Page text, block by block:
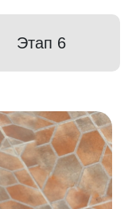
Этап 6